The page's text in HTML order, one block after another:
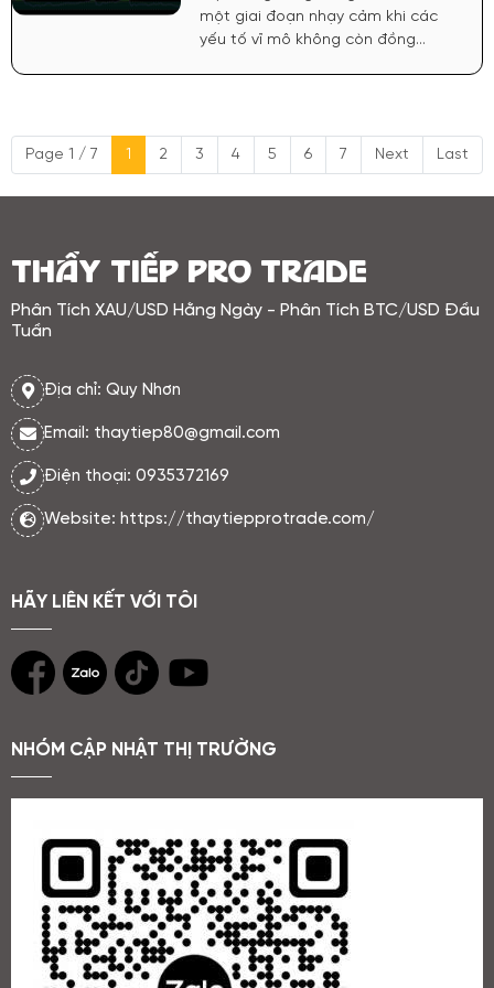
một giai đoạn nhạy cảm khi các
yếu tố vĩ mô không còn đồng
trữ Liên bang Mỹ (FED) chưa phát đi
tín hiệu rõ ràng về việc hạ lãi suất.
Chính điều này khiến vàng gặp áp
lực trung hạn, bởi chi phí cơ hội
Page 1 / 7 1 2 3 4 5 6 7 Next Last
THẦY TIẾP PRO TRADE
Phân Tích XAU/USD Hằng Ngày - Phân Tích BTC/USD Đầu
Tuần
Địa chỉ: Quy Nhơn
Email: thaytiep80@gmail.com
Điện thoại: 0935372169
Website: https://thaytiepprotrade.com/
HÃY LIÊN KẾT VỚI TÔI
NHÓM CẬP NHẬT THỊ TRƯỜNG